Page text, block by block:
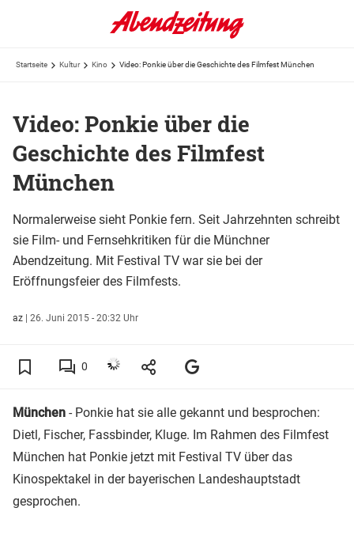
Startseite Kultur Kino Video: Ponkie über die Geschichte des Filmfest München
Video: Ponkie über die
Geschichte des Filmfest
München
Normalerweise sieht Ponkie fern. Seit Jahrzehnten schreibt
sie Film- und Fernsehkritiken für die Münchner
Abendzeitung. Mit Festival TV war sie bei der
Eröffnungsfeier des Filmfests.
az | 26. Juni 2015 - 20:32 Uhr
0
München - Ponkie hat sie alle gekannt und besprochen:
Dietl, Fischer, Fassbinder, Kluge. Im Rahmen des Filmfest
München hat Ponkie jetzt mit Festival TV über das
Kinospektakel in der bayerischen Landeshauptstadt
gesprochen.